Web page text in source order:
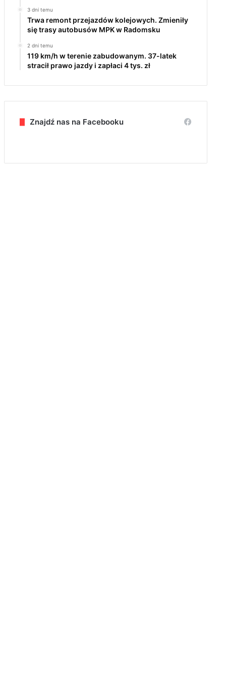
3 dni temu
Trwa remont przejazdów kolejowych. Zmieniły
się trasy autobusów MPK w Radomsku
2 dni temu
119 km/h w terenie zabudowanym. 37-latek
stracił prawo jazdy i zapłaci 4 tys. zł
Znajdź nas na Facebooku